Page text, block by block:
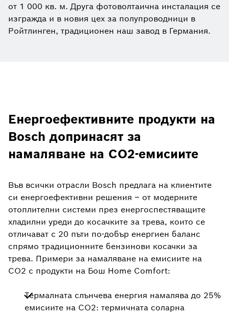
от 1 000 кв. м. Друга фотоволтаична инсталация се
изгражда и в новия цех за полупроводници в
Ройтлинген, традиционeн наш завод в Германия.
Енергоефективните продукти на
Bosch допринасят за
намаляване на CO2-емисиите
Във всички отрасли Bosch предлага на клиентите
си енергоефективни решения – от модерните
отоплителни системи през енергоспестяващите
хладилни уреди до косачките за трева, които се
отличават с 20 пъти по-добър енергиен баланс
спрямо традиционните бензинови косачки за
трева. Примери за намаляване на емисиите на
CO2 с продукти на Бош Home Comfort:
Tермалната слънчева енергия намалява до 25%
емисиите на CO2: термичната соларна